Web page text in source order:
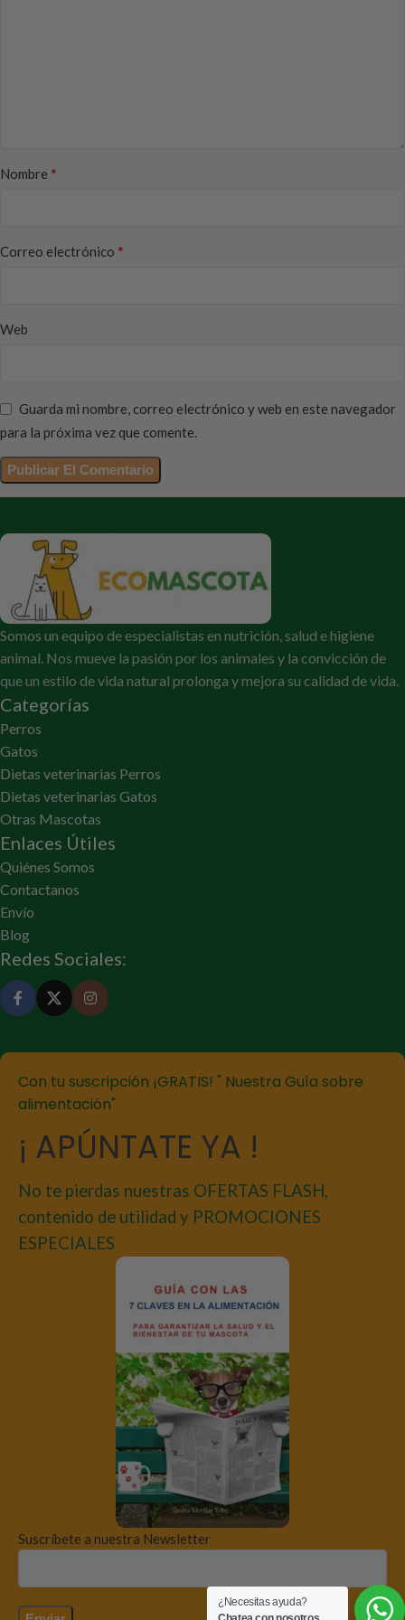
Nombre *
Correo electrónico *
Web
Guarda mi nombre, correo electrónico y web en este navegador
para la próxima vez que comente.
Somos un equipo de especialistas en nutrición, salud e higiene
animal. Nos mueve la pasión por los animales y la convicción de
que un estilo de vida natural prolonga y mejora su calidad de vida.
Categorías
Perros
Gatos
Dietas veterinarias Perros
Dietas veterinarias Gatos
Otras Mascotas
Enlaces Útiles
Quiénes Somos
Contactanos
Envío
Blog
Redes Sociales:
Con tu suscripción ¡GRATIS! " Nuestra Guía sobre
alimentación"
¡ APÚNTATE YA !
No te pierdas nuestras OFERTAS FLASH,
contenido de utilidad y PROMOCIONES
ESPECIALES
Suscríbete a nuestra Newsletter
¿Necesitas ayuda?